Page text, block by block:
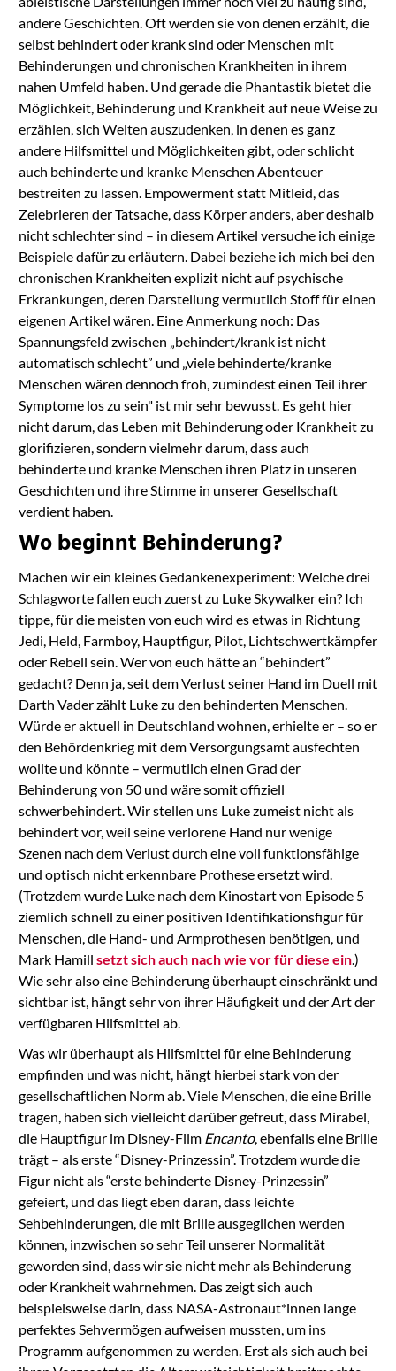
andere Geschichten. Oft werden sie von denen erzählt, die
selbst behindert oder krank sind oder Menschen mit
Behinderungen und chronischen Krankheiten in ihrem
nahen Umfeld haben. Und gerade die Phantastik bietet die
Möglichkeit, Behinderung und Krankheit auf neue Weise zu
erzählen, sich Welten auszudenken, in denen es ganz
andere Hilfsmittel und Möglichkeiten gibt, oder schlicht
auch behinderte und kranke Menschen Abenteuer
bestreiten zu lassen. Empowerment statt Mitleid, das
Zelebrieren der Tatsache, dass Körper anders, aber deshalb
nicht schlechter sind – in diesem Artikel versuche ich einige
Beispiele dafür zu erläutern. Dabei beziehe ich mich bei den
chronischen Krankheiten explizit nicht auf psychische
Erkrankungen, deren Darstellung vermutlich Stoff für einen
eigenen Artikel wären. Eine Anmerkung noch: Das
Spannungsfeld zwischen „behindert/krank ist nicht
automatisch schlecht” und „viele behinderte/kranke
Menschen wären dennoch froh, zumindest einen Teil ihrer
Symptome los zu sein" ist mir sehr bewusst. Es geht hier
nicht darum, das Leben mit Behinderung oder Krankheit zu
glorifizieren, sondern vielmehr darum, dass auch
behinderte und kranke Menschen ihren Platz in unseren
Geschichten und ihre Stimme in unserer Gesellschaft
verdient haben.
Wo beginnt Behinderung?
Machen wir ein kleines Gedankenexperiment: Welche drei
Schlagworte fallen euch zuerst zu Luke Skywalker ein? Ich
tippe, für die meisten von euch wird es etwas in Richtung
Jedi, Held, Farmboy, Hauptfigur, Pilot, Lichtschwertkämpfer
oder Rebell sein. Wer von euch hätte an “behindert”
gedacht? Denn ja, seit dem Verlust seiner Hand im Duell mit
Darth Vader zählt Luke zu den behinderten Menschen.
Würde er aktuell in Deutschland wohnen, erhielte er – so er
den Behördenkrieg mit dem Versorgungsamt ausfechten
wollte und könnte – vermutlich einen Grad der
Behinderung von 50 und wäre somit offiziell
schwerbehindert. Wir stellen uns Luke zumeist nicht als
behindert vor, weil seine verlorene Hand nur wenige
Szenen nach dem Verlust durch eine voll funktionsfähige
und optisch nicht erkennbare Prothese ersetzt wird.
(Trotzdem wurde Luke nach dem Kinostart von Episode 5
ziemlich schnell zu einer positiven Identifikationsfigur für
Menschen, die Hand- und Armprothesen benötigen, und
Mark Hamill setzt sich auch nach wie vor für diese ein.)
Wie sehr also eine Behinderung überhaupt einschränkt und
sichtbar ist, hängt sehr von ihrer Häufigkeit und der Art der
verfügbaren Hilfsmittel ab.
Was wir überhaupt als Hilfsmittel für eine Behinderung
empfinden und was nicht, hängt hierbei stark von der
gesellschaftlichen Norm ab. Viele Menschen, die eine Brille
tragen, haben sich vielleicht darüber gefreut, dass Mirabel,
die Hauptfigur im Disney-Film Encanto, ebenfalls eine Brille
trägt – als erste “Disney-Prinzessin”. Trotzdem wurde die
Figur nicht als “erste behinderte Disney-Prinzessin”
gefeiert, und das liegt eben daran, dass leichte
Sehbehinderungen, die mit Brille ausgeglichen werden
können, inzwischen so sehr Teil unserer Normalität
geworden sind, dass wir sie nicht mehr als Behinderung
oder Krankheit wahrnehmen. Das zeigt sich auch
beispielsweise darin, dass NASA-Astronaut*innen lange
perfektes Sehvermögen aufweisen mussten, um ins
Programm aufgenommen zu werden. Erst als sich auch bei